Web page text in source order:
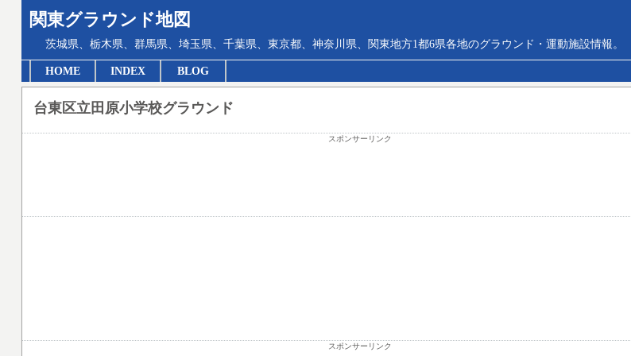
関東グラウンド地図
茨城県、栃木県、群馬県、埼玉県、千葉県、東京都、神奈川県、関東地方1都6県各地のグラウンド・運動施設情報。
HOME INDEX BLOG
台東区立田原小学校グラウンド
スポンサーリンク
スポンサーリンク